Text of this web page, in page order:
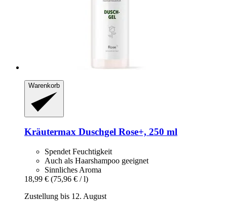
Warenkorb
Kräutermax Duschgel Rose+, 250 ml
Spendet Feuchtigkeit
Auch als Haarshampoo geeignet
Sinnliches Aroma
18,99 € (75,96 € / l)
Zustellung bis 12. August